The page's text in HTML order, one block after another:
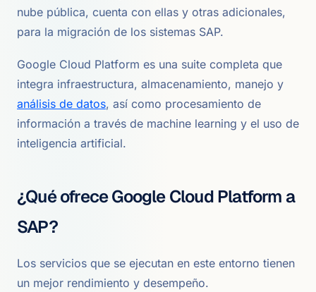
nube pública, cuenta con ellas y otras adicionales,
para la migración de los sistemas SAP.
Google Cloud Platform es una suite completa que
integra infraestructura, almacenamiento, manejo y
análisis de datos, así como procesamiento de
información a través de machine learning y el uso de
inteligencia artificial.
¿Qué ofrece Google Cloud Platform a
SAP?
Los servicios que se ejecutan en este entorno tienen
un mejor rendimiento y desempeño.